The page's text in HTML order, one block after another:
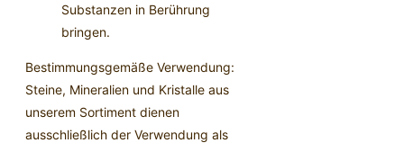
Substanzen in Berührung
bringen.
Bestimmungsgemäße Verwendung:
Steine, Mineralien und Kristalle aus
unserem Sortiment dienen
ausschließlich der Verwendung als